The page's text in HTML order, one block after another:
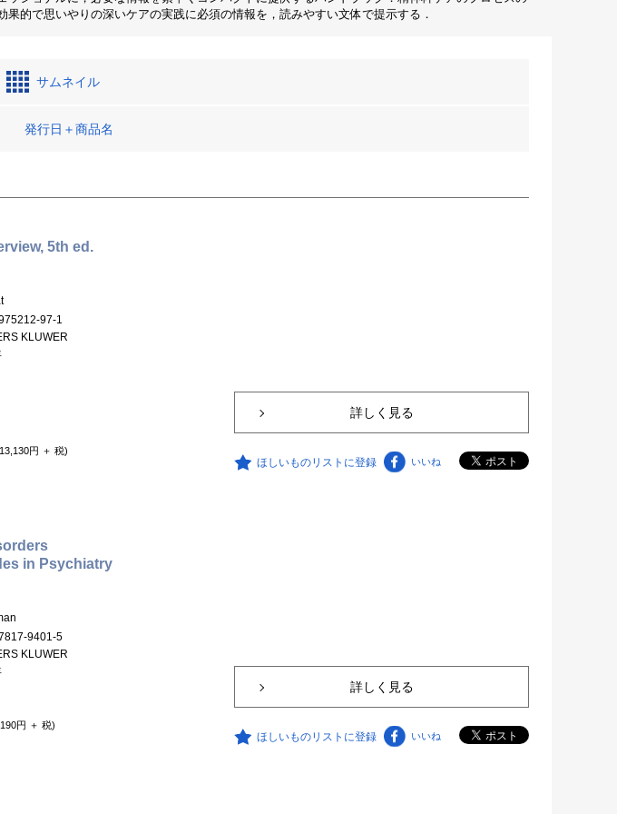
的で思いやりの深いケアの実践に必須の情報を，読みやすい文体で提示する．
サムネイル
発行日＋商品名
5th ed.
97-1
KLUWER
円 ＋ 税)
詳しく見る
ほしいものリストに登録 いいね
in Psychiatry
9401-5
KLUWER
円 ＋ 税)
詳しく見る
ほしいものリストに登録 いいね